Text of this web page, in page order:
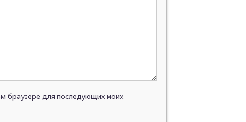
браузере для последующих моих